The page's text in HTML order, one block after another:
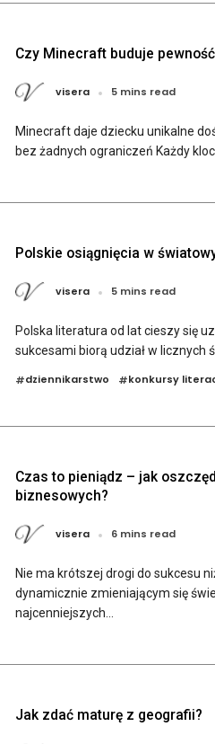
Czy Minecraft buduje
visera 5 mins read
Minecraft daje dziecku unikalne
bez żadnych ograniczeń Każdy
Polskie osiągnięcia w
visera 5 mins read
Polska literatura od lat cieszy się
sukcesami biorą udział w licznych
#dziennikarstwo #konkursy
Czas to pieniądz – jak
biznesowych?
visera 6 mins read
Nie ma krótszej drogi do sukcesu
dynamicznie zmieniającym się
najcenniejszych...
Jak zdać maturę z geografii?